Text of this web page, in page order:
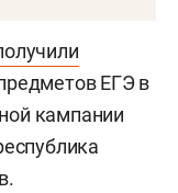
ЕГЭ в
кампании